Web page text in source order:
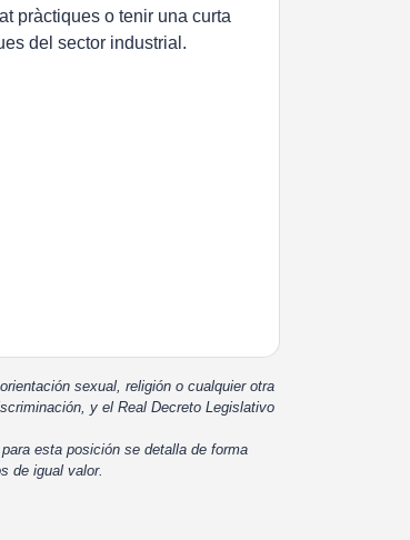
pràctiques o tenir una curta
del sector industrial.
sexual, religión o cualquier otra
y el Real Decreto Legislativo
esta posición se detalla de forma
de igual valor.